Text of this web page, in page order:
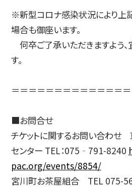
※​新型コロナ感染状況により上
場合も御座います。
何卒ご了承いただきますよう、
す。
＝＝＝＝＝＝＝＝＝＝＝＝＝
■お問合せ
チケットに関するお問い合わせ
センター TEL：075‐791-8240
pac.org/events/8854/
宮川町お茶屋組合 TEL 075-